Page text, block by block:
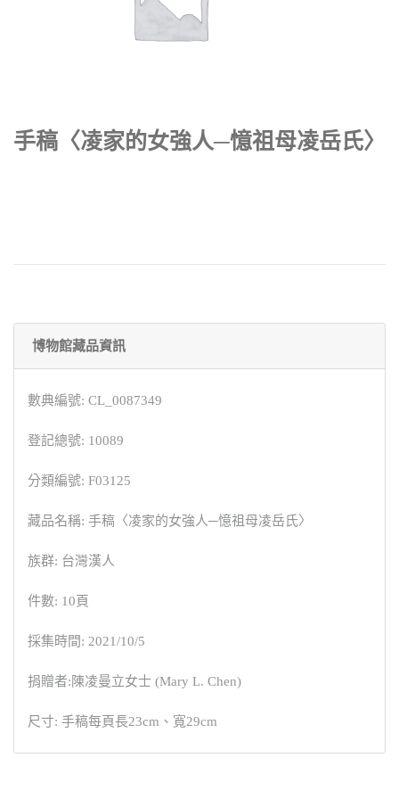
手稿〈凌家的女強人─憶祖母凌岳氏〉
博物館藏品資訊
數典編號: CL_0087349
登記總號: 10089
分類編號: F03125
藏品名稱: 手稿〈凌家的女強人─憶祖母凌岳氏〉
族群: 台灣漢人
件數: 10頁
採集時間: 2021/10/5
捐贈者:陳凌曼立女士 (Mary L. Chen)
尺寸: 手稿每頁長23cm、寬29cm